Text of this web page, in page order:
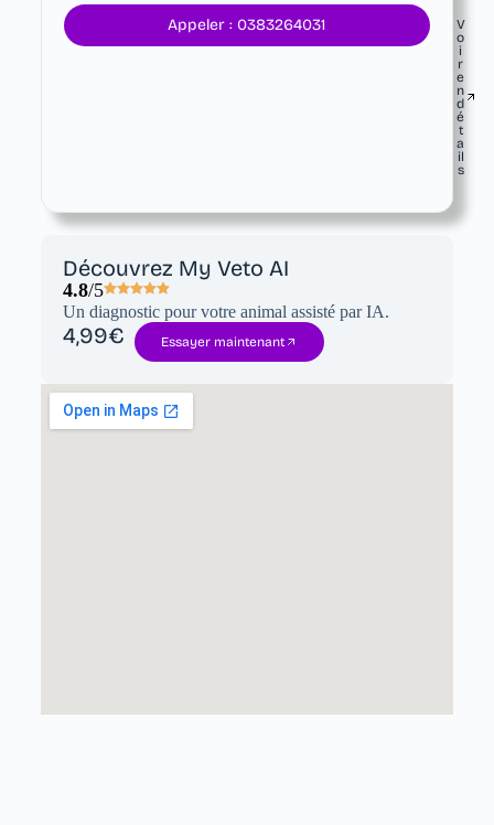
Appeler : 0383264031
V
o
i
r
e
n
d
é
t
a
il
s
Découvrez My Veto AI
4.8/5
Un diagnostic pour votre animal assisté par IA.
4,99€ Essayer maintenant